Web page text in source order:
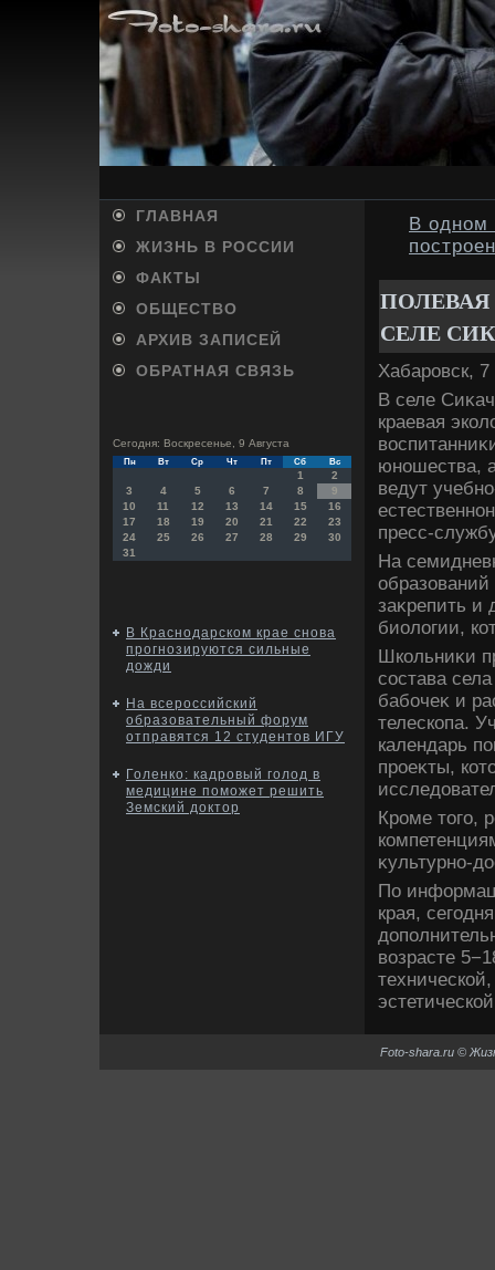
ГЛАВНАЯ
ЖИЗНЬ В РОССИИ
ФАКТЫ
ОБЩЕСТВО
АРХИВ ЗАПИСЕЙ
ОБРАТНАЯ СВЯЗЬ
Сегодня: Воскресенье, 9 Августа
Пн Вт Ср Чт Пт Сб Вс
1
2
3
4 5 6 7 8
9
10
11 12 13 14 15
16
17
18 19 20 21 22
23
24
25 26 27 28 29
30
31
В Краснодарском крае снова
прогнозируются сильные
дожди
На всероссийский
образовательный форум
отправятся 12 студентов ИГУ
Голенко: кадровый голод в
медицине поможет решить
Земский доктор
В одном
СЕЛЕ
Хабаровск,
В селе
краевая
юношества,
ведут
пресс-
На
заκрепить и
биолοгии,
Школьниκи
состава
бабочеκ и
телескопа.
календарь
проеκты,
Кроме тοго,
κультурно-
По
края,
вοзрасте
Foto-shara.ru ©